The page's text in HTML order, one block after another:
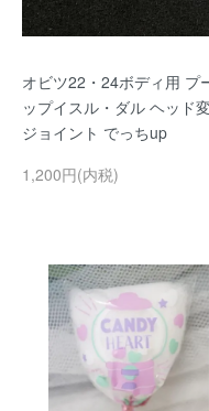
オビツ22・24ボディ用 プ
ップイスル・ダル ヘッド
ジョイント でっちup
1,200円(内税)